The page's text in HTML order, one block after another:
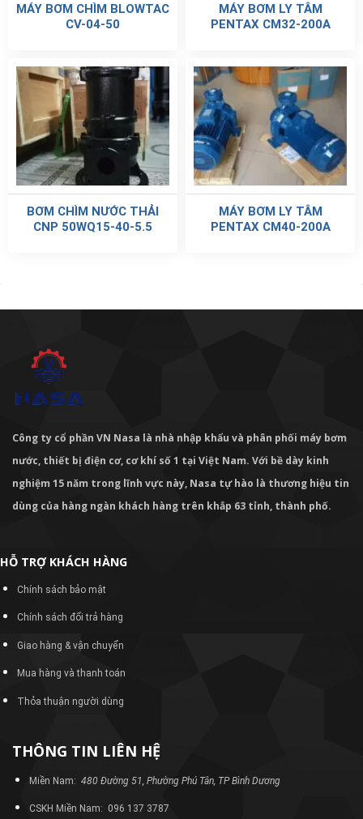
MÁY BƠM CHÌM BLOWTAC
CV-04-50
MÁY BƠM LY TÂM
PENTAX CM32-200A
BƠM CHÌM NƯỚC THẢI
CNP 50WQ15-40-5.5
MÁY BƠM LY TÂM
PENTAX CM40-200A
Công ty cổ phần VN Nasa là nhà nhập khẩu và phân phối máy bơm
nước, thiết bị điện cơ, cơ khí số 1 tại Việt Nam. Với bề dày kinh
nghiệm 15 năm trong lĩnh vực này, Nasa tự hào là thương hiệu tin
dùng của hàng ngàn khách hàng trên khắp 63 tỉnh, thành phố.
HỖ TRỢ KHÁCH HÀNG
Chính sách bảo mật
Chính sách đổi trả hàng
Giao hàng & vận chuyển
Mua hàng và thanh toán
Thỏa thuận người dùng
THÔNG TIN LIÊN HỆ
Miền Nam: 480 Đường 51, Phường Phú Tân, TP Bình Dương
CSKH Miền Nam: 096 137 3787